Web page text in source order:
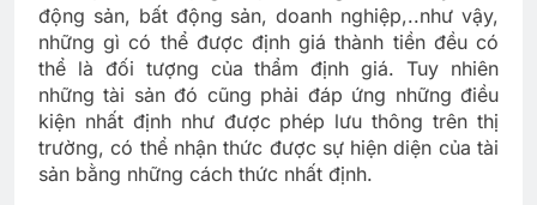
động sản, bất động sản, doanh nghiệp,..như vậy,
những gì có thể được định giá thành tiền đều có
thể là đối tượng của thẩm định giá. Tuy nhiên
những tài sản đó cũng phải đáp ứng những điều
kiện nhất định như được phép lưu thông trên thị
trường, có thể nhận thức được sự hiện diện của tài
sản bằng những cách thức nhất định.